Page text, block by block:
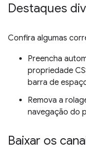
Destaques
Confira algumas
Preencha
propriedade
barra de
Remova a
navegação do
Baixar os